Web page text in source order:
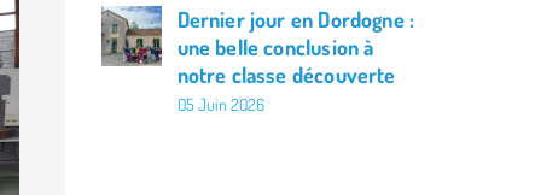
Agenda de l’école
Dernier jour en Dordogne :
une belle conclusion à
notre classe découverte
05 Juin 2026